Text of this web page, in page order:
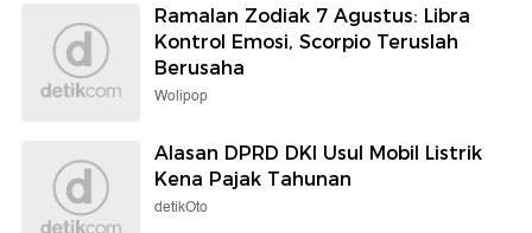
Ramalan Zodiak 7 Agustus: Libra
Kontrol Emosi, Scorpio Teruslah
Berusaha
Wolipop
Alasan DPRD DKI Usul Mobil Listrik
Kena Pajak Tahunan
detikOto